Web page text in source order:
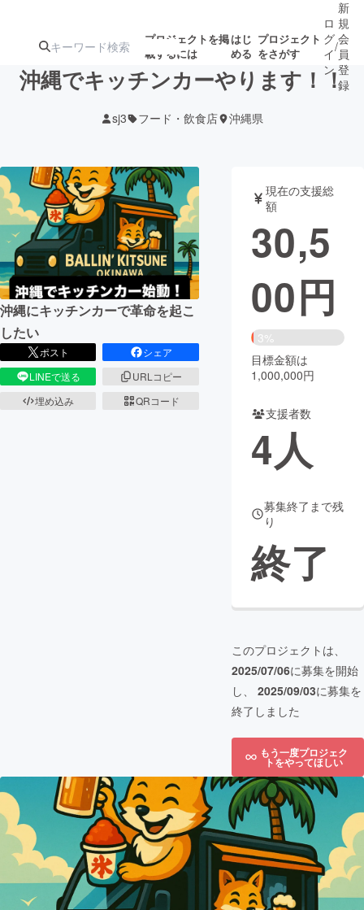
プロジェクトを掲
載するには
はじ
める
プロジェクト
をさがす
アート・写真
テクノロジー・ガジェット ゲーム・サ
映像・映画
ビジネス・起業 チャレンジ
まちづくり・地域活性化
CAMPFIRE Creation
コミュニティ
ロ
グ
イ
ン
/
新
規
会
員
登
録
沖縄でキッチンカーやります！！
sj3 フード・飲食店 沖縄県
沖縄にキッチンカーで革命を起こ
したい
ポスト
シェア
LINEで送る
URLコピー
埋め込み
QRコード
現在の支援総
額
30,5
00円
3%
目標金額は
1,000,000円
支援者数
4人
募集終了まで残
り
終了
このプロジェクトは、
2025/07/06に募集を開始
し、 2025/09/03に募集を
終了しました
もう一度プロジェク
トをやってほしい